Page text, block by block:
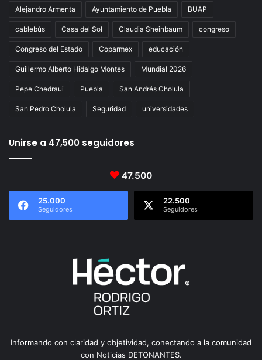
Alejandro Armenta Ayuntamiento de Puebla BUAP
cablebús Casa del Sol Claudia Sheinbaum congreso
Congreso del Estado Coparmex educación
Guillermo Alberto Hidalgo Montes Mundial 2026
Pepe Chedraui Puebla San Andrés Cholula
San Pedro Cholula Seguridad universidades
Unirse a 47,500 seguidores
47.500
25.000
Seguidores
22.500
Seguidores
Informando con claridad y objetividad, conectando a la comunidad
con Noticias DETONANTES.